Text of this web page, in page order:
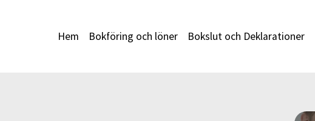
Hem Bokföring och löner Bokslut och Deklarationer